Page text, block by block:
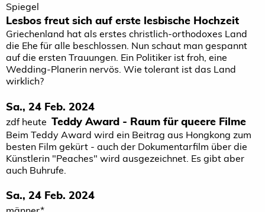
Spiegel
Lesbos freut sich auf erste lesbische Hochzeit
Griechenland hat als erstes christlich-orthodoxes Land
die Ehe für alle beschlossen. Nun schaut man gespannt
auf die ersten Trauungen. Ein Politiker ist froh, eine
Wedding-Planerin nervös. Wie tolerant ist das Land
wirklich?
Sa., 24 Feb. 2024
zdf heute Teddy Award - Raum für queere Filme
Beim Teddy Award wird ein Beitrag aus Hongkong zum
besten Film gekürt - auch der Dokumentarfilm über die
Künstlerin "Peaches" wird ausgezeichnet. Es gibt aber
auch Buhrufe.
Sa., 24 Feb. 2024